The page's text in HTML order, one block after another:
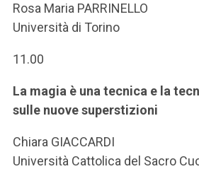
Rosa Maria PARRINELLO
Università di Torino
11.00
La magia è una tecnica e la
sulle nuove superstizioni
Chiara GIACCARDI
Università Cattolica del Sacro